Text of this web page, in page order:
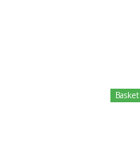
Basket